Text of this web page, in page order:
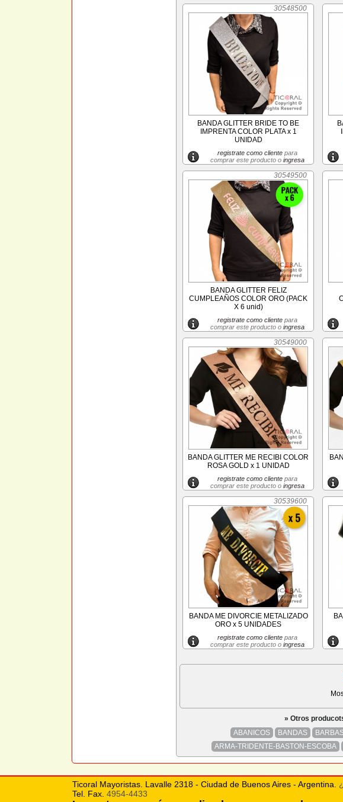
30548500
BANDA GLITTER BRIDE TO BE
IMPRENTA COLOR PLATA x 1
UNIDAD
registrate como clientepara
comprar este producto o ingresa
30549500
BANDA GLITTER FELIZ
CUMPLEAÑOS COLOR ORO (PACK
X 6 unid)
registrate como clientepara
comprar este producto o ingresa
30549000
BANDA GLITTER ME RECIBI COLOR
ROSA GOLD x 1 UNIDAD
registrate como clientepara
comprar este producto o ingresa
30539600
BANDA ME DIVORCIE METALIZADO
ORO x 5 UNIDADES
registrate como clientepara
comprar este producto o ingresa
» Otros
ABANICOS
BANDAS
ARMA-TRIDENTE-BASTON-ESCOBA
Ticoral Mayoristas. Lavalle 2318 - Ciudad de Buenos Aires - Argentina.
Tel. Fax. 4954-4433